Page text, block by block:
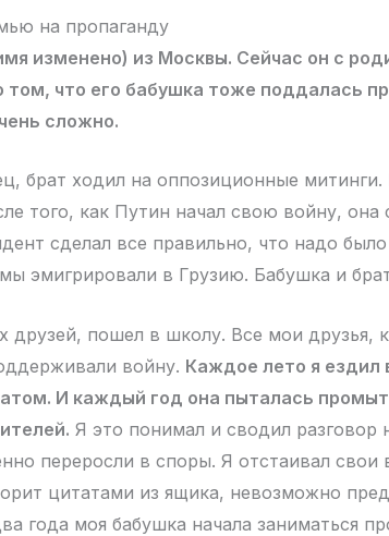
на пропаганду
изменено) из Москвы. Сейчас он с
том, что его бабушка тоже поддалась
сложно.
брат ходил на оппозиционные митинги.
того, как Путин начал свою войну, она
сделал все правильно, что надо
эмигрировали в Грузию. Бабушка и
друзей, пошел в школу. Все мои друзья,
войну. Каждое лето я ездил
И каждый год она пыталась
Я это понимал и сводил разговор
переросли в споры. Я отстаивал свои
цитатами из ящика, невозможно
года моя бабушка начала заниматься